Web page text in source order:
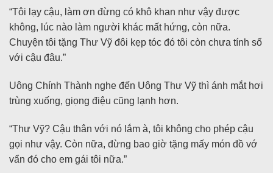
“Tôi lạy cậu, làm ơn đừng có khô khan như vậy được
không, lúc nào làm người khác mất hứng, còn nữa.
Chuyện tôi tặng Thư Vỹ đôi kẹp tóc đó tôi còn chưa tính sổ
với cậu đâu.”
Uông Chính Thành nghe đến Uông Thư Vỹ thì ánh mắt hơi
trùng xuống, giọng điệu cũng lạnh hơn.
“Thư Vỹ? Cậu thân với nó lắm à, tôi không cho phép cậu
gọi như vậy. Còn nữa, đừng bao giờ tặng mấy món đồ vớ
vẩn đó cho em gái tôi nữa.”